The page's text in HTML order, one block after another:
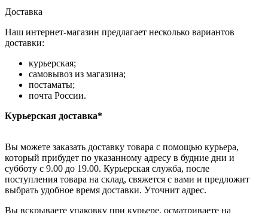
Доставка
Наш интернет-магазин предлагает несколько вариантов
доставки:
курьерская;
самовывоз из магазина;
постаматы;
почта России.
Курьерская доставка*
Вы можете заказать доставку товара с помощью курьера,
который прибудет по указанному адресу в будние дни и
субботу с 9.00 до 19.00. Курьерская служба, после
поступления товара на склад, свяжется с вами и предложит
выбрать удобное время доставки. Уточнит адрес.
Вы вскрываете упаковку при курьере, осматриваете на